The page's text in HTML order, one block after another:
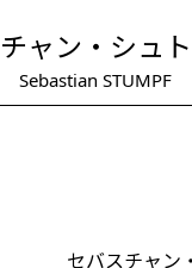
ャン・シュ
Sebastian STUMPF
セバスチャン